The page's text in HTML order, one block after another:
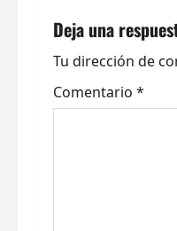
g
a
c
Deja una
Tu dirección de
Comentario *